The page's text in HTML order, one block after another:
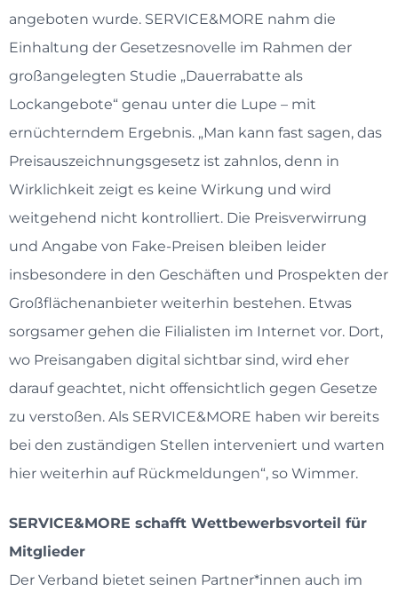
angeboten wurde. SERVICE&MORE nahm die
Einhaltung der Gesetzesnovelle im Rahmen der
großangelegten Studie „Dauerrabatte als
Lockangebote“ genau unter die Lupe – mit
ernüchterndem Ergebnis. „Man kann fast sagen, das
Preisauszeichnungsgesetz ist zahnlos, denn in
Wirklichkeit zeigt es keine Wirkung und wird
weitgehend nicht kontrolliert. Die Preisverwirrung
und Angabe von Fake-Preisen bleiben leider
insbesondere in den Geschäften und Prospekten der
Großflächenanbieter weiterhin bestehen. Etwas
sorgsamer gehen die Filialisten im Internet vor. Dort,
wo Preisangaben digital sichtbar sind, wird eher
darauf geachtet, nicht offensichtlich gegen Gesetze
zu verstoßen. Als SERVICE&MORE haben wir bereits
bei den zuständigen Stellen interveniert und warten
hier weiterhin auf Rückmeldungen“, so Wimmer.
SERVICE&MORE schafft Wettbewerbsvorteil für
Mitglieder
Der Verband bietet seinen Partner*innen auch im